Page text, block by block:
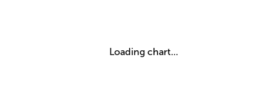
Loading chart...